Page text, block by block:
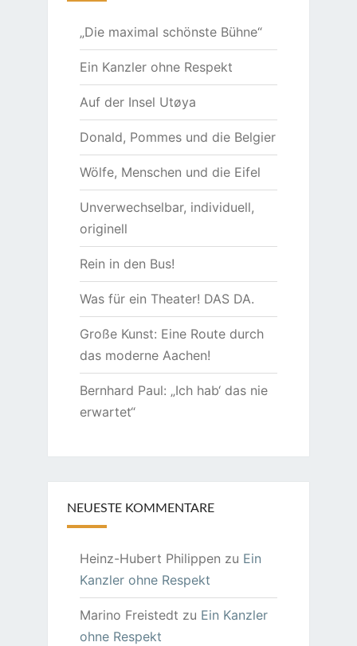
„Die maximal schönste Bühne“
Ein Kanzler ohne Respekt
Auf der Insel Utøya
Donald, Pommes und die Belgier
Wölfe, Menschen und die Eifel
Unverwechselbar, individuell,
originell
Rein in den Bus!
Was für ein Theater! DAS DA.
Große Kunst: Eine Route durch
das moderne Aachen!
Bernhard Paul: „Ich hab‘ das nie
erwartet“
NEUESTE KOMMENTARE
Heinz-Hubert Philippen zu Ein
Kanzler ohne Respekt
Marino Freistedt zu Ein Kanzler
ohne Respekt